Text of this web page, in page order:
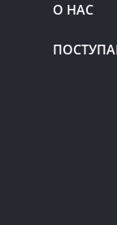
О НАС